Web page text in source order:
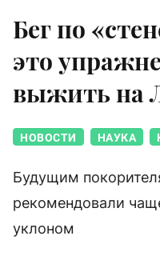
Бег по
это
выжить на
НОВОСТИ НАУКА
Будущим
рекомендовали
уклоном